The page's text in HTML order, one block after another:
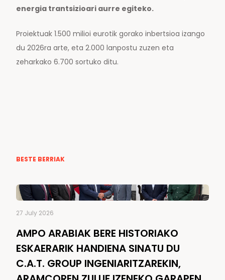
energia trantsizioari aurre egiteko.
Proiektuak 1.500 milioi eurotik gorako inbertsioa izango
du 2026ra arte, eta 2.000 lanpostu zuzen eta
zeharkako 6.700 sortuko ditu.
BESTE BERRIAK
27 July 2026
AMPO ARABIAK BERE HISTORIAKO
ESKAERARIK HANDIENA SINATU DU
C.A.T. GROUP INGENIARITZAREKIN,